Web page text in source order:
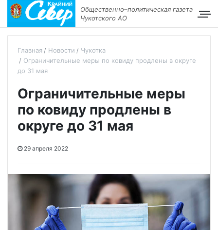
Общественно–политическая газета
Чукотского АО
Главная Новости
Чукотка
Ограничительные меры по ковиду продлены в округе
до 31 мая
Ограничительные меры
по ковиду продлены в
округе до 31 мая
29 апреля 2022